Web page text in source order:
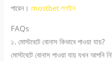
পারেন। mostbet লগইন
FAQs
১. মোস্টবেটে বোনাস কিভাবে পাওয়া যায়?
মোস্টবেটে বোনাস পাওয়া যায় যখন আপনি